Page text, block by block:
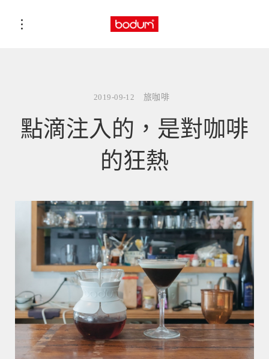
2019-09-12 旅咖啡
點滴注入的，是對咖啡
的狂熱